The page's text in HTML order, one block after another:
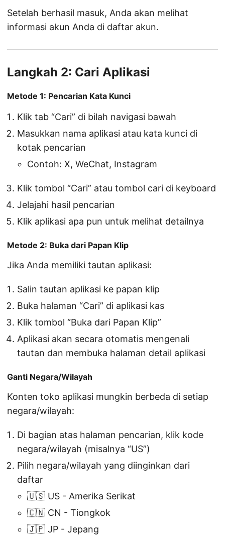
Setelah berhasil masuk, Anda akan melihat
informasi akun Anda di daftar akun.
Langkah 2: Cari Aplikasi
Metode 1: Pencarian Kata Kunci
Klik tab “Cari” di bilah navigasi bawah
Masukkan nama aplikasi atau kata kunci di
kotak pencarian
Contoh: X, WeChat, Instagram
Klik tombol “Cari” atau tombol cari di keyboard
Jelajahi hasil pencarian
Klik aplikasi apa pun untuk melihat detailnya
Metode 2: Buka dari Papan Klip
Jika Anda memiliki tautan aplikasi:
Salin tautan aplikasi ke papan klip
Buka halaman “Cari” di aplikasi kas
Klik tombol “Buka dari Papan Klip”
Aplikasi akan secara otomatis mengenali
tautan dan membuka halaman detail aplikasi
Ganti Negara/Wilayah
Konten toko aplikasi mungkin berbeda di setiap
negara/wilayah:
Di bagian atas halaman pencarian, klik kode
negara/wilayah (misalnya “US”)
Pilih negara/wilayah yang diinginkan dari
daftar
🇺🇸 US - Amerika Serikat
🇨🇳 CN - Tiongkok
🇯🇵 JP - Jepang